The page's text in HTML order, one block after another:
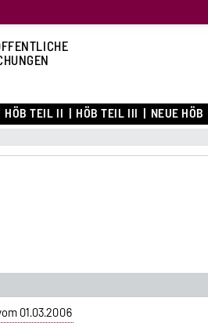
HÖB TEIL II HÖB TEIL III NEUE HÖB
01.03.2006